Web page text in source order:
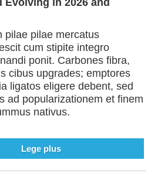
pilae pilae mercatus
cum stipite integro
ponit. Carbones fibra,
cibus upgrades; emptores
ligatos eligere debent, sed
ad popularizationem et finem
nativus.
Lege plus